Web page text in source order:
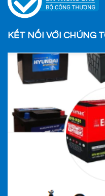
KẾT NỐI VỚI CHÚNG